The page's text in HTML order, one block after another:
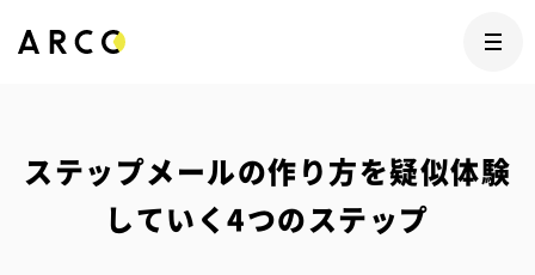
ステップメールの作り方を疑似体験
していく4つのステップ